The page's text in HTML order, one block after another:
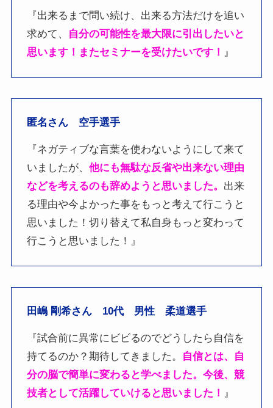
『出来るまで問い続け、出来る方法だけを追い
求めて、 自分の可能性を最大限に引出したいと
思います！またセミナーを受けたいです！ 』
匿名さん 空手選手
『ネガティブな言葉を使わないようにして来て
いましたが、他にも無駄な反省や出来ない理由
などを考えるのも辞めようと思いました。 出来
る理由や今よかった事をもっと考えて行こうと
思いました！切り替えて私自身もっと変わって
行こうと思いました！』
田嶋 剛希さん 10代 男性 柔道選手
『試合前に異常にビビるのでどうしたら自信を
持てるのか？期待してきました。 自信とは、自
分の脳で簡単に変わると学べました。今後、競
技者として活躍していけると思いました！ 』